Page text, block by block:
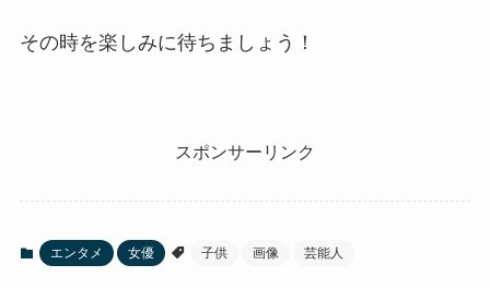
その時を楽しみに待ちましょう！
スポンサーリンク
エンタメ 女優 子供 画像 芸能人